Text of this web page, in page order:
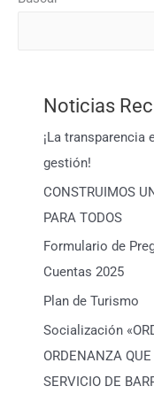
Noticias
¡La transparencia
gestión!
CONSTRUIMOS
PARA TODOS
Formulario de
Cuentas 2025
Plan de Turismo
Socialización
ORDENANZA
SERVICIO DE